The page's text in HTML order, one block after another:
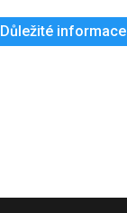
Důležité informace